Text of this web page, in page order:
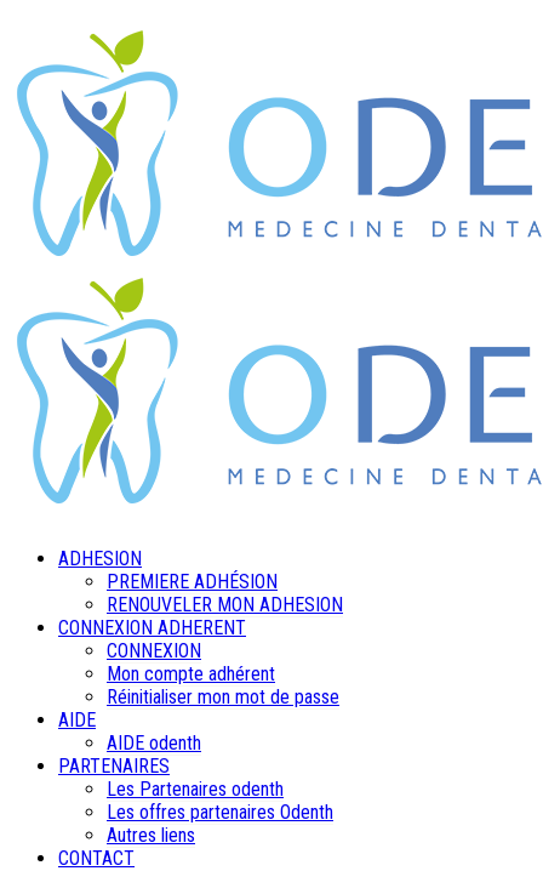
ADHESION
PREMIERE ADHÉSION
RENOUVELER MON ADHESION
CONNEXION ADHERENT
CONNEXION
Mon compte adhérent
Réinitialiser mon mot de passe
AIDE
AIDE odenth
PARTENAIRES
Les Partenaires odenth
Les offres partenaires Odenth
Autres liens
CONTACT